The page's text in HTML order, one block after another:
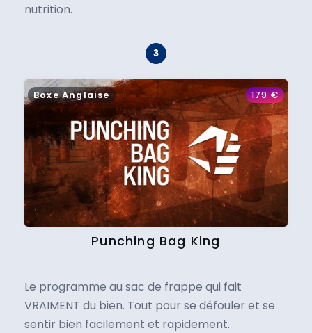
nutrition.
Boxe Anglaise 179€
Punching Bag King
Le programme au sac de frappe qui fait
VRAIMENT du bien. Tout pour se défouler et se
sentir bien facilement et rapidement.